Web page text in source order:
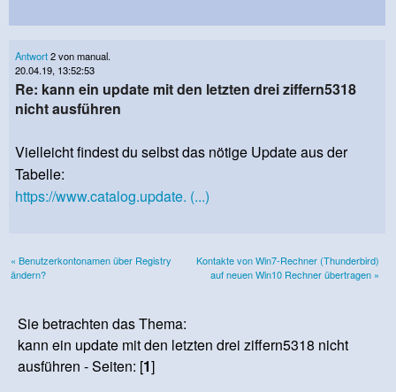
Antwort2 von manual.
20.04.19, 13:52:53
Re: kann ein update mit den letzten drei ziffern5318
nicht ausführen
Vielleicht findest du selbst das nötige Update aus der
Tabelle:
https://www.catalog.update. (...)
« Benutzerkontonamen über Registry
ändern?
Kontakte von Win7-Rechner (Thunderbird)
auf neuen Win10 Rechner übertragen »
Sie betrachten das Thema:
kann ein update mit den letzten drei ziffern5318 nicht
ausführen - Seiten: [1]